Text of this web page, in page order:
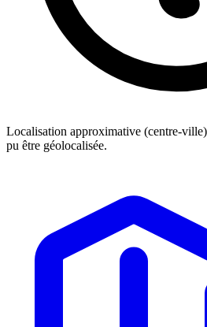
Localisation approximative (centre-
pu être géolocalisée.